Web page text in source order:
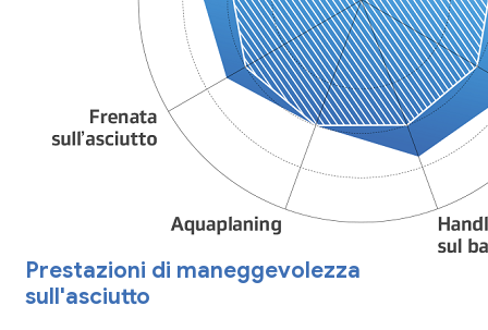
Prestazioni di maneggevolezza
sull'asciutto